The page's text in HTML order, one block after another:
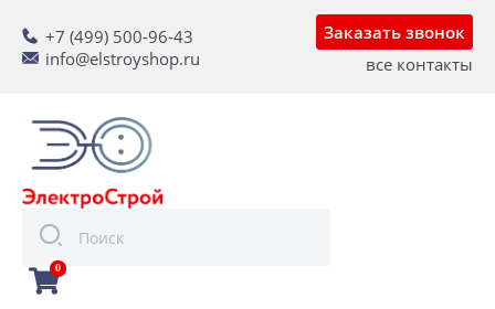
+7 (499) 500-96-43
info@elstroyshop.ru
Заказать звонок
все контакты
0